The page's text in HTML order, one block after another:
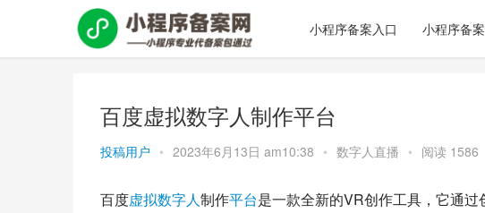
小程序备案入口 小程序备
百度虚拟数字人制作平台
投稿用户 • 2023年6月13日 am10:38 • 数字人直播 • 阅读 1586
百度虚拟数字人制作平台是一款全新的VR创作工具，它通